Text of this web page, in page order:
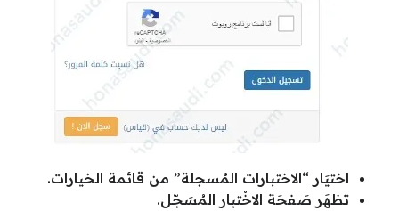
اختيَار “الاختبارات المُسجلة” من قائمة الخيارات.
تظهَر صَفحَة الاخْتبار المُسَجّل.